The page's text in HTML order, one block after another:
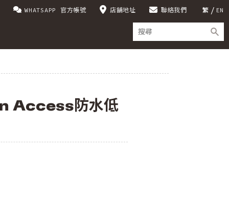
繁 EN
WHATSAPP 官方帳號 店舖地址 聯絡我們
Access防水低